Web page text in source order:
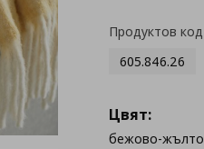
Продуктов код
605.846.26
Цвят:
бежово-жълто